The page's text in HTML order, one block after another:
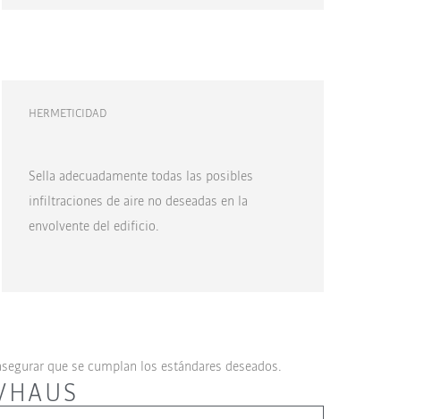
HERMETICIDAD
Sella adecuadamente todas las posibles
infiltraciones de aire no deseadas en la
envolvente del edificio.
que se cumplan los estándares deseados.